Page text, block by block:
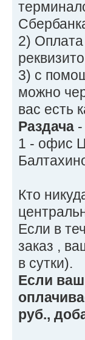
2) Оплата
3) с
можно
вас есть
Раздача
1 - офис
Кто
Если в
заказ ,
в сутки).
Если ваш
руб.,